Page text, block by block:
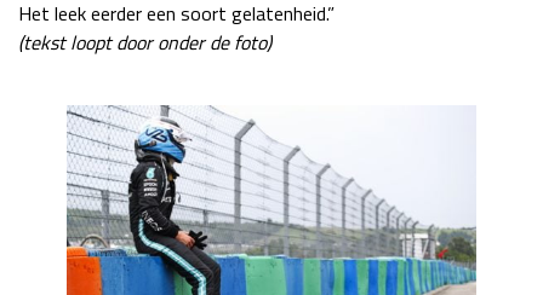
GP QATAR 2026
Kwalificatie
za 19:00 - 20:00
Race
zo 17:00 - 19:00
Kwalificatie
Race
Het leek eerder een soort gelatenheid.”
(tekst loopt door onder de foto)